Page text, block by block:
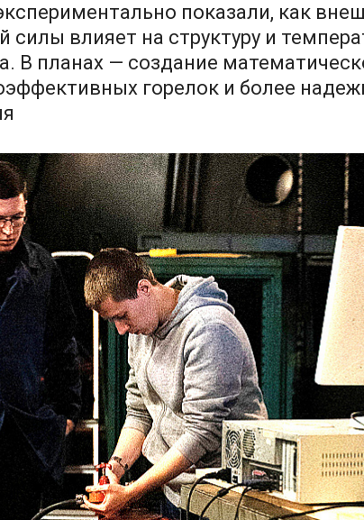
показали, как
силы влияет на структуру и
В планах — создание
горелок и более